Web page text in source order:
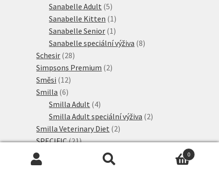
produktů
Sanabelle Adult 55
produktů
Sanabelle Kitten 1 1
produkt
Sanabelle Senior 1 1
produkt
Sanabelle speciální výživa 88
Schesir 2828
produktů
Simpsons Premium 22
Směsi 1212
Smilla 66
produktů
Smilla Adult 44
produkty
Smilla Adult speciální výživa 22
Smilla Veterinary Diet 22
produkty
SPECIFIC 2121
produktů
Taste of the Wild 1515
produktů
Thrive PremiumPlus 22
0